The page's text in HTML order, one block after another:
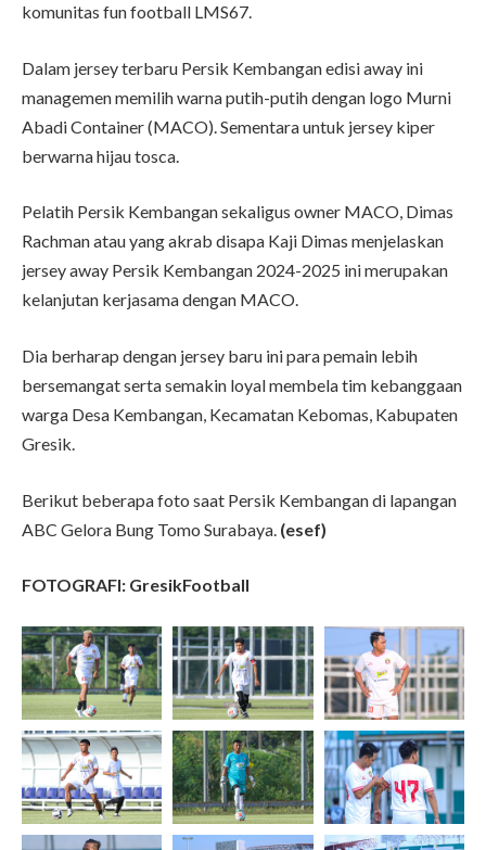
komunitas fun football LMS67.
Dalam jersey terbaru Persik Kembangan edisi away ini
managemen memilih warna putih-putih dengan logo Murni
Abadi Container (MACO). Sementara untuk jersey kiper
berwarna hijau tosca.
Pelatih Persik Kembangan sekaligus owner MACO, Dimas
Rachman atau yang akrab disapa Kaji Dimas menjelaskan
jersey away Persik Kembangan 2024-2025 ini merupakan
kelanjutan kerjasama dengan MACO.
Dia berharap dengan jersey baru ini para pemain lebih
bersemangat serta semakin loyal membela tim kebanggaan
warga Desa Kembangan, Kecamatan Kebomas, Kabupaten
Gresik.
Berikut beberapa foto saat Persik Kembangan di lapangan
ABC Gelora Bung Tomo Surabaya. (esef)
FOTOGRAFI: GresikFootball